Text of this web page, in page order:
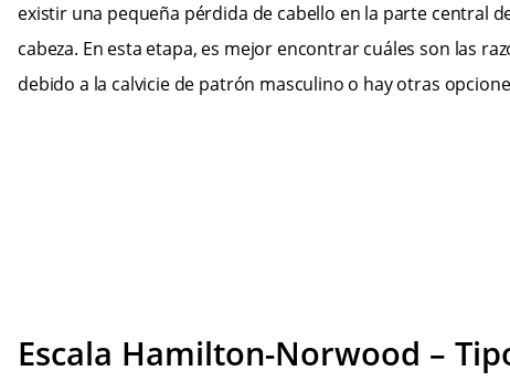
existir una pequeña pérdida de cabello en la parte central
cabeza. En esta etapa, es mejor encontrar cuáles son las
debido a la calvicie de patrón masculino o hay otras
Escala Hamilton-Norwood –